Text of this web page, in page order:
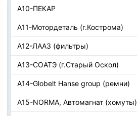
А10-ПЕКАР
А11-Мотордеталь (г.Кострома)
А12-ЛААЗ (фильтры)
А13-СОАТЭ (г.Старый Оскол)
А14-Globelt Hanse group (ремни)
А15-NORMA, Автомагнат (хомуты)